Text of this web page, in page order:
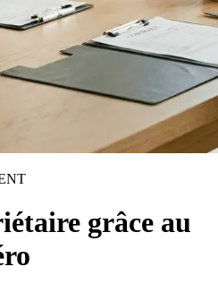
grâce au